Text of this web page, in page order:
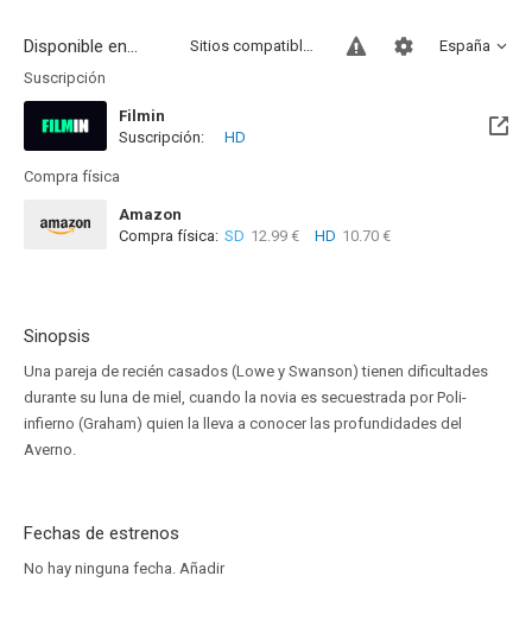
Disponible en... España
Sitios compatibles
Suscripción
Filmin
Disponible hasta el Mié, 31 Dic 2031 (Quedan 5 años)
Suscripción: HD
Compra física
Amazon
Compra física: SD 12.99 € HD 10.70 €
Sinopsis
Una pareja de recién casados (Lowe y Swanson) tienen dificultades
durante su luna de miel, cuando la novia es secuestrada por Poli-
infierno (Graham) quien la lleva a conocer las profundidades del
Averno.
Fechas de estrenos
No hay ninguna fecha. Añadir